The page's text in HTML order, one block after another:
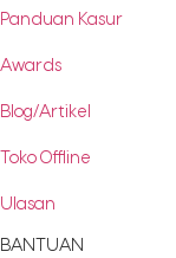
Panduan Kasur
Awards
Blog/Artikel
Toko Offline
Ulasan
BANTUAN